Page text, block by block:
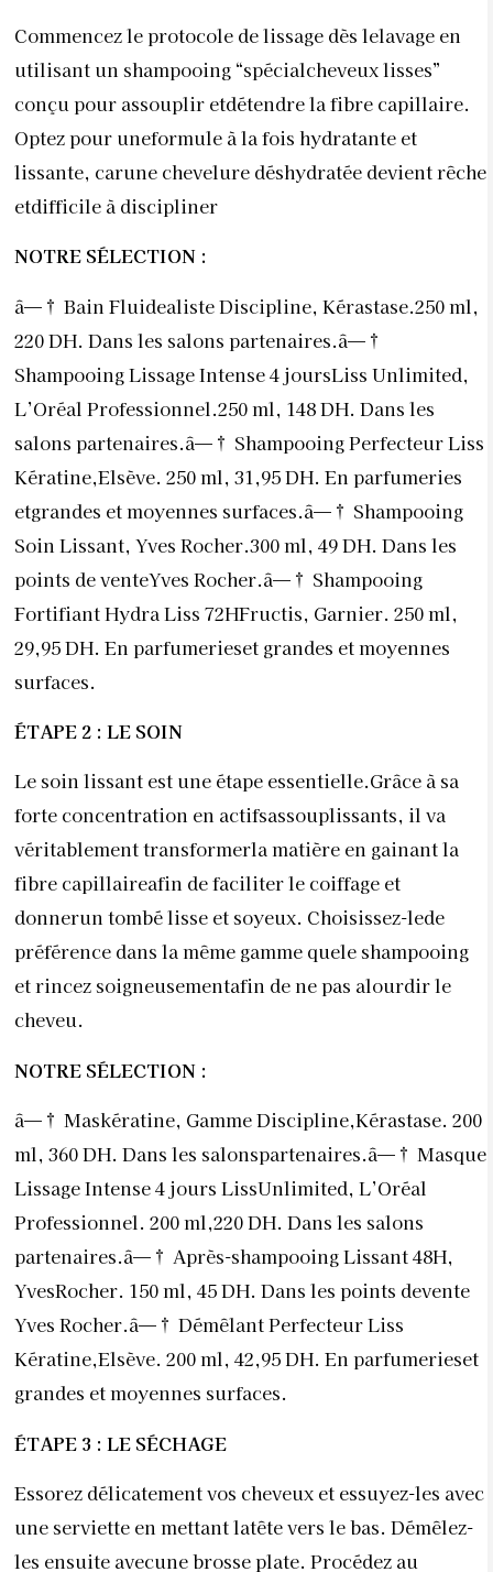
Commencez le protocole de lissage dès lelavage en
utilisant un shampooing “spécialcheveux lisses”
conçu pour assouplir etdétendre la fibre capillaire.
Optez pour uneformule à la fois hydratante et
lissante, carune chevelure déshydratée devient rêche
etdifficile à discipliner
NOTRE SÉLECTION :
â—† Bain Fluidealiste Discipline, Kérastase.250 ml,
220 DH. Dans les salons partenaires.â—†
Shampooing Lissage Intense 4 joursLiss Unlimited,
L’Oréal Professionnel.250 ml, 148 DH. Dans les
salons partenaires.â—† Shampooing Perfecteur Liss
Kératine,Elsève. 250 ml, 31,95 DH. En parfumeries
etgrandes et moyennes surfaces.â—† Shampooing
Soin Lissant, Yves Rocher.300 ml, 49 DH. Dans les
points de venteYves Rocher.â—† Shampooing
Fortifiant Hydra Liss 72HFructis, Garnier. 250 ml,
29,95 DH. En parfumerieset grandes et moyennes
surfaces.
ÉTAPE 2 : LE SOIN
Le soin lissant est une étape essentielle.Grâce à sa
forte concentration en actifsassouplissants, il va
véritablement transformerla matière en gainant la
fibre capillaireafin de faciliter le coiffage et
donnerun tombé lisse et soyeux. Choisissez-lede
préférence dans la même gamme quele shampooing
et rincez soigneusementafin de ne pas alourdir le
cheveu.
NOTRE SÉLECTION :
â—† Maskératine, Gamme Discipline,Kérastase. 200
ml, 360 DH. Dans les salonspartenaires.â—† Masque
Lissage Intense 4 jours LissUnlimited, L’Oréal
Professionnel. 200 ml,220 DH. Dans les salons
partenaires.â—† Après-shampooing Lissant 48H,
YvesRocher. 150 ml, 45 DH. Dans les points devente
Yves Rocher.â—† Démêlant Perfecteur Liss
Kératine,Elsève. 200 ml, 42,95 DH. En parfumerieset
grandes et moyennes surfaces.
ÉTAPE 3 : LE SÉCHAGE
Essorez délicatement vos cheveux et essuyez-les avec
une serviette en mettant latête vers le bas. Démêlez-
les ensuite avecune brosse plate. Procédez au